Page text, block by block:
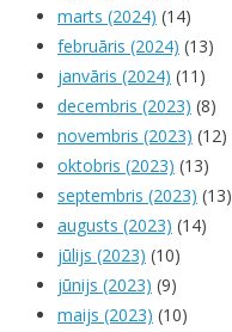
marts (2024) (14)
februāris (2024) (13)
janvāris (2024) (11)
decembris (2023) (8)
novembris (2023) (12)
oktobris (2023) (13)
septembris (2023) (13)
augusts (2023) (14)
jūlijs (2023) (10)
jūnijs (2023) (9)
maijs (2023) (10)